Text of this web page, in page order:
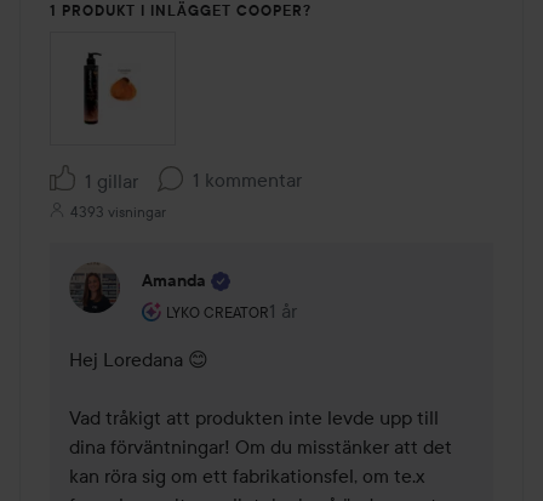
1 PRODUKT I INLÄGGET COOPER?
1 gillar 1 kommentar
4393 visningar
Amanda
LYKO CREATOR
Användarens roll: Lyko Creator.
1 år
Kommentaren lades 1 år
Hej Loredana 😊
Vad tråkigt att produkten inte levde upp till
dina förväntningar! Om du misstänker att det
kan röra sig om ett fabrikationsfel, om te.x